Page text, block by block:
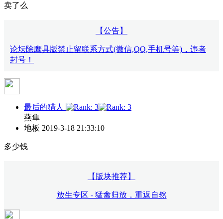
卖了么
【公告】
论坛除鹰具版禁止留联系方式(微信,QQ,手机号等)，违者
封号！
最后的猎人
燕隼
地板 2019-3-18 21:33:10
多少钱
【版块推荐】
放生专区 - 猛禽归放，重返自然